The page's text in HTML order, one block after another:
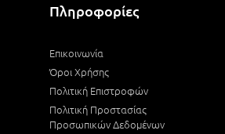
Πληροφορίες
Επικοινωνία
Όροι Χρήσης
Πολιτική Επιστροφών
Πολιτική Προστασίας
Προσωπικών Δεδομένων